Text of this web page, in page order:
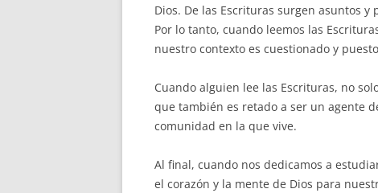
Dios. De las Escrituras surgen asuntos
Por lo tanto, cuando leemos las
nuestro contexto es cuestionado y
Cuando alguien lee las Escrituras, no
que también es retado a ser un agente
comunidad en la que vive.
Al final, cuando nos dedicamos a
el corazón y la mente de Dios para